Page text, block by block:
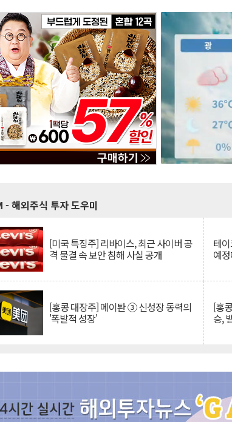
- 해외주식 투자 도우미
[미국 특징주] 리바이스, 최근 사이버 공
격 물결 속 보안 침해 사실 공개
테
예
[홍콩 대장주] 메이퇀 ③ 신성장 동력의
'폭발적 성장'
[홍
승,